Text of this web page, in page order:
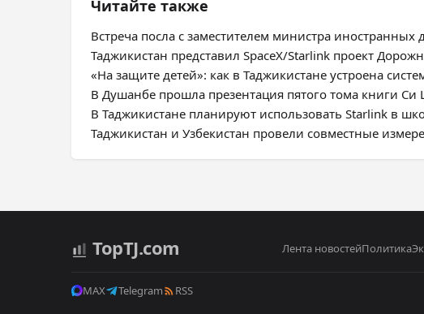
Читайте также
Встреча посла с заместителем министра иностранных
Таджикистан представил SpaceX/Starlink проект
«На защите детей»: как в Таджикистане устроена
В Душанбе прошла презентация пятого тома книги
В Таджикистане планируют использовать Starlink в
Таджикистан и Узбекистан провели совместные
TopTJ.com Лента новостейПолитика
MAX Telegram RSS